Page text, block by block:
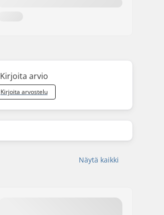
Kirjoita arvio
Kirjoita arvostelu
Näytä kaikki